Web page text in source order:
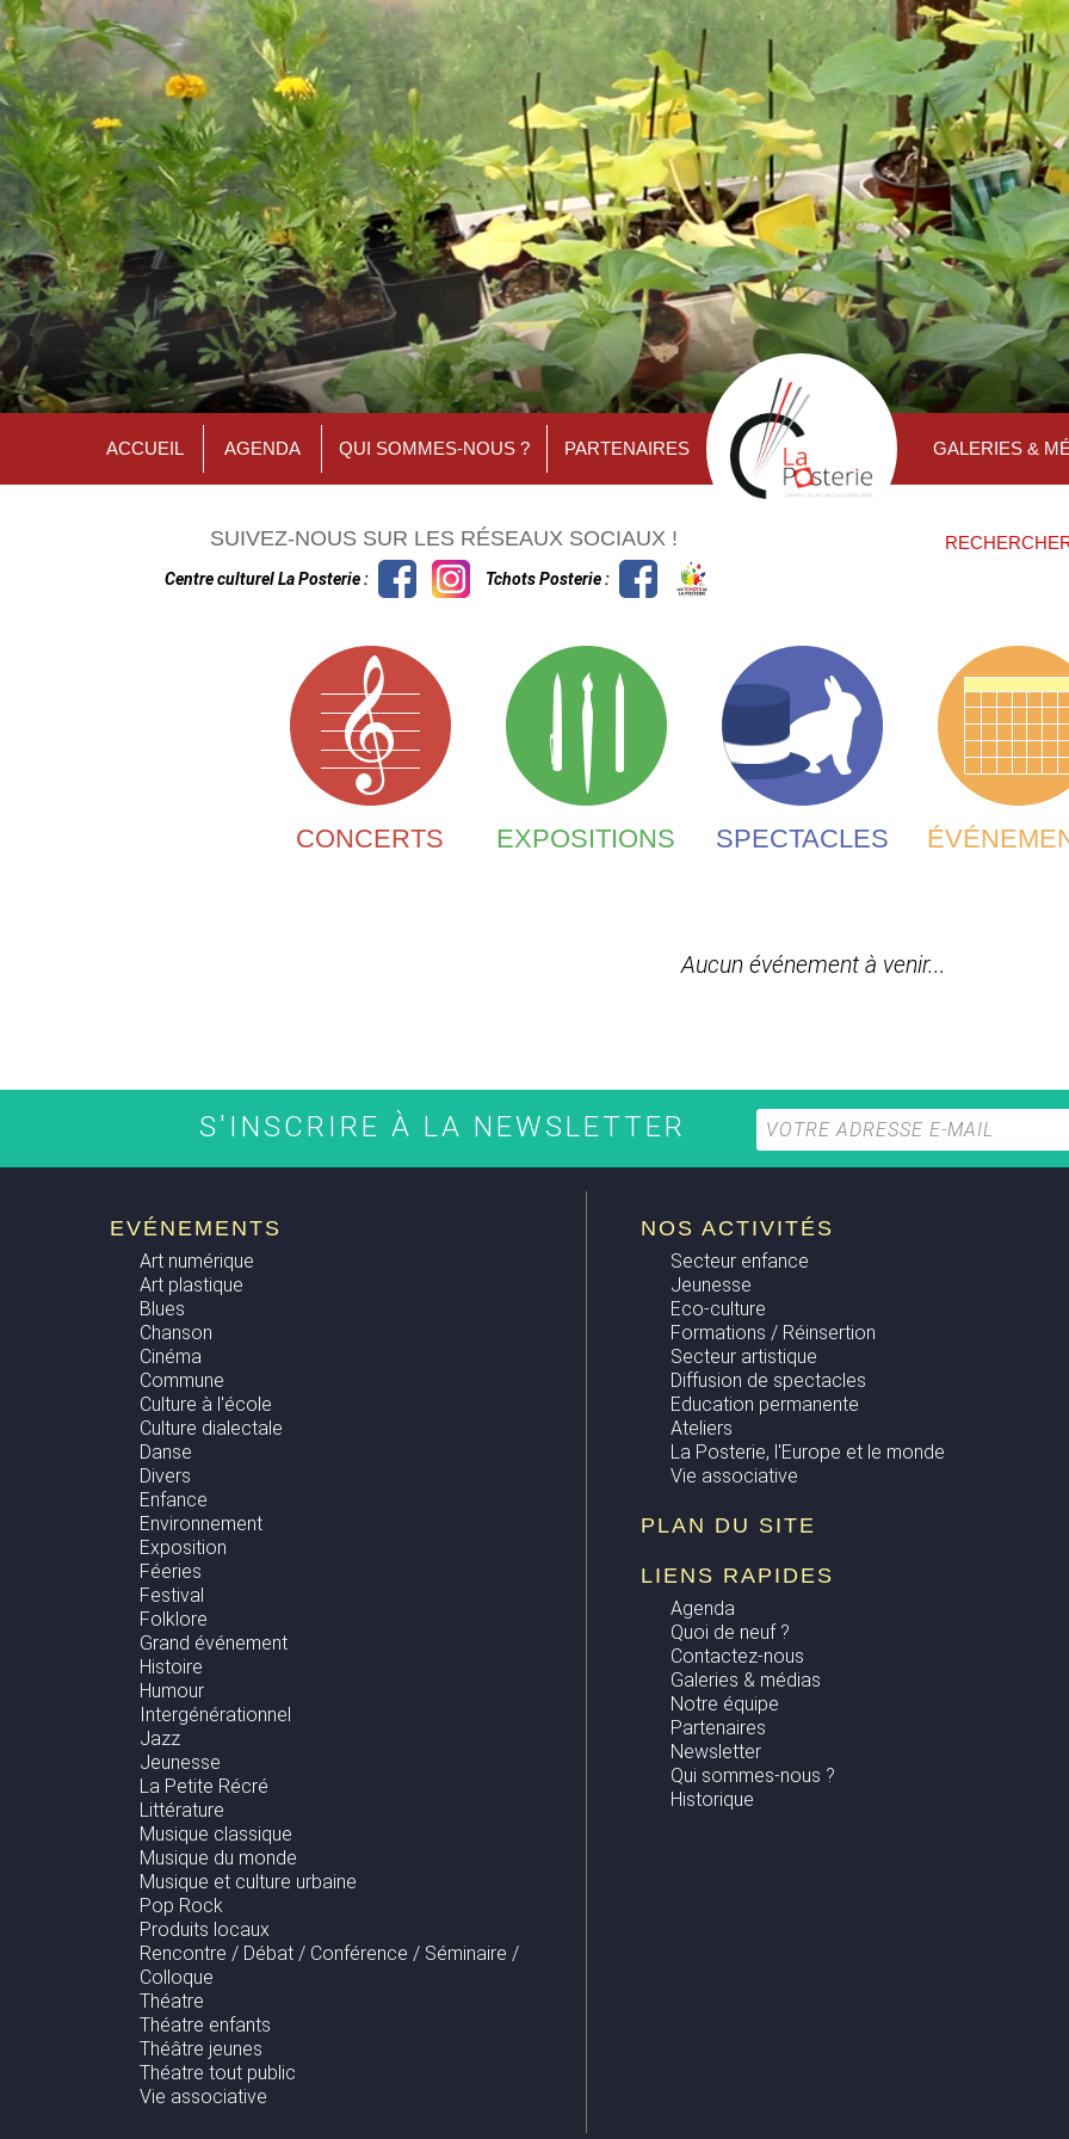
ACCUEIL AGENDA QUI SOMMES-NOUS ? PARTENAIRES GALERIES &
SUIVEZ-NOUS SUR LES RÉSEAUX SOCIAUX !
Centre culturel La Posterie : Tchots Posterie :
CONCERTS EXPOSITIONS SPECTACLES
Aucun événement à venir...
S'INSCRIRE À LA NEWSLETTER
EVÉNEMENTS
Art numérique
Art plastique
Blues
Chanson
Cinéma
Commune
Culture à l'école
Culture dialectale
Danse
Divers
Enfance
Environnement
Exposition
Féeries
Festival
Folklore
Grand événement
Histoire
Humour
Intergénérationnel
Jazz
Jeunesse
La Petite Récré
Littérature
Musique classique
Musique du monde
Musique et culture urbaine
Pop Rock
Produits locaux
Rencontre / Débat / Conférence / Séminaire /
Colloque
Théatre
Théatre enfants
Théâtre jeunes
Théatre tout public
Vie associative
NOS ACTIVITÉS
Secteur enfance
Jeunesse
Eco-culture
Formations / Réinsertion
Secteur artistique
Diffusion de spectacles
Education permanente
Ateliers
La Posterie, l'Europe et le monde
Vie associative
PLAN DU SITE
LIENS RAPIDES
Agenda
Quoi de neuf ?
Contactez-nous
Galeries & médias
Notre équipe
Partenaires
Newsletter
Qui sommes-nous ?
Historique